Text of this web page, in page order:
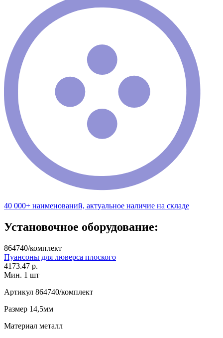
40 000+ наименований, актуальное наличие на складе
Установочное оборудование:
864740/комплект
Пуансоны для люверса плоского
4173.47 р.
Мин. 1 шт
Артикул 864740/комплект
Размер 14,5мм
Материал металл